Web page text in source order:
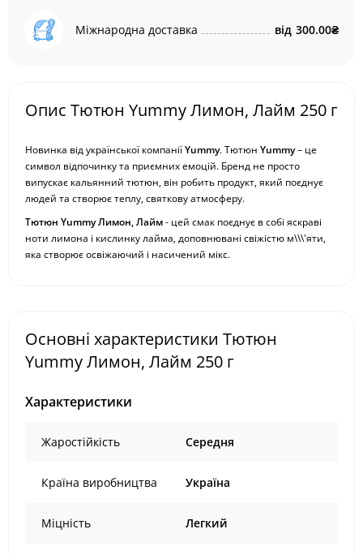
Міжнародна доставка від 300.00₴
Опис Тютюн Yummy Лимон, Лайм 250 г
Новинка від української компаніїYummy. Тютюн Yummy– це
символ відпочинку та приємних емоцій. Бренд не просто
випускає кальянний тютюн, він робить продукт, який поєднує
людей та створює теплу, святкову атмосферу.
Тютюн Yummy Лимон, Лайм- цей смак поєднує в собі яскраві
ноти лимона і кислинку лайма, доповнювані свіжістю м\\\'яти,
яка створює освіжаючий і насичений мікс.
Основні характеристики Тютюн
Yummy Лимон, Лайм 250 г
Характеристики
Жаростійкість Середня
Країна виробництва Україна
Міцність Легкий